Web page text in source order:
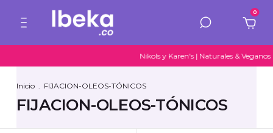
0
Nikols y Karen's | Naturales & Veganos
Inicio . FIJACION-OLEOS-TÓNICOS
FIJACION-OLEOS-TÓNICOS